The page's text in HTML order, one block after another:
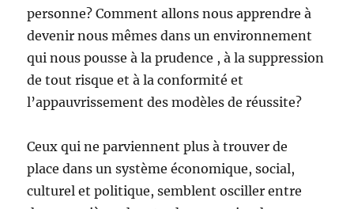
personne? Comment allons nous apprendre à
devenir nous mêmes dans un environnement
qui nous pousse à la prudence , à la suppression
de tout risque et à la conformité et
l’appauvrissement des modèles de réussite?
Ceux qui ne parviennent plus à trouver de
place dans un système économique, social,
culturel et politique, semblent osciller entre